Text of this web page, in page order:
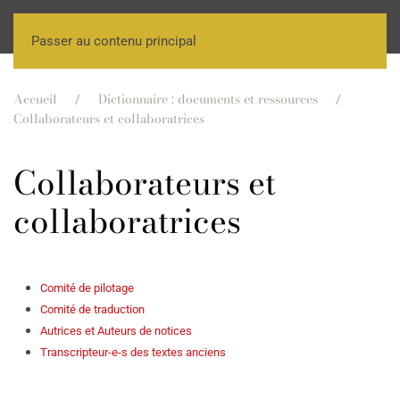
Passer au contenu principal
Accueil
Dictionnaire : documents et ressources
Collaborateurs et collaboratrices
Collaborateurs et
collaboratrices
Comité de pilotage
Comité de traduction
Autrices et Auteurs de notices
Transcripteur-e-s des textes anciens